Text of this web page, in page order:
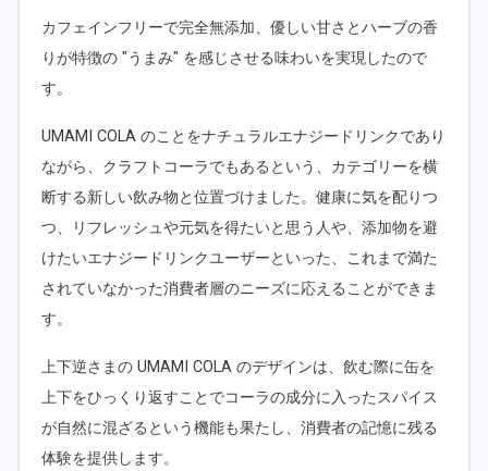
カフェインフリーで完全無添加、優しい甘さとハーブの香
りが特徴の "うまみ" を感じさせる味わいを実現したので
す。
UMAMI COLA のことをナチュラルエナジードリンクであり
ながら、クラフトコーラでもあるという、カテゴリーを横
断する新しい飲み物と位置づけました。健康に気を配りつ
つ、リフレッシュや元気を得たいと思う人や、添加物を避
けたいエナジードリンクユーザーといった、これまで満た
されていなかった消費者層のニーズに応えることができま
す。
上下逆さまの UMAMI COLA のデザインは、飲む際に缶を
上下をひっくり返すことでコーラの成分に入ったスパイス
が自然に混ざるという機能も果たし、消費者の記憶に残る
体験を提供します。